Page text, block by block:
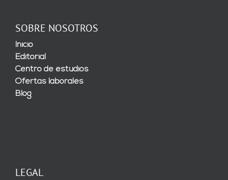
SOBRE NOSOTROS
Inicio
Editorial
Centro de estudios
Ofertas laborales
Blog
LEGAL